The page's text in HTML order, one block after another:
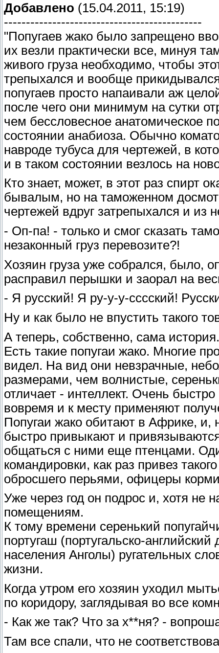
Добавлено (15.04.2011, 15:19)
---------------------------------------------
"Попугаев жако было запрещено
их везли практически все, минуя
живого груза необходимо, чтобы
трепыхался и вообще
попугаев просто напаивали аж
после чего они минимум на сутки
чем бессловесное анатомическое
состоянии анабиоза. Обычно
навроде тубуса для чертежей, в
и в таком состоянии везлось на
Кто знает, может, в этот раз спирт
бывалым, но на таможенном
чертежей вдруг затрепыхался и из
- Оп-па! - только и смог сказать
незаконный груз перевозите?!
Хозяин груза уже собрался, было,
расправил перышки и заорал на
- Я русский! Я ру-у-у-сссский!
Ну и как было не впустить такого
А теперь, собственно, сама
Есть такие попугаи жако. Многие
видел. На вид они невзрачные,
размерами, чем волнистые,
отличает - интеллект. Очень
вовремя и к месту применяют
Попугаи жако обитают в Африке, и,
быстро привыкают и
общаться с ними еще птенцами.
командировки, как раз привез
обросшего перьями, офицеры
Уже через год он подрос и, хотя не
помещениям.
К тому времени серенький
португаш (португальско-
населения Анголы) ругательных
жизни.
Когда утром его хозяин уходил
по коридору, заглядывая во все
- Как же так? Что за х**ня? -
Там все спали, что не